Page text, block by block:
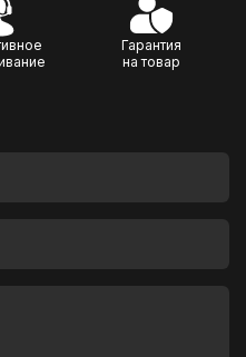
Гарантия
на товар